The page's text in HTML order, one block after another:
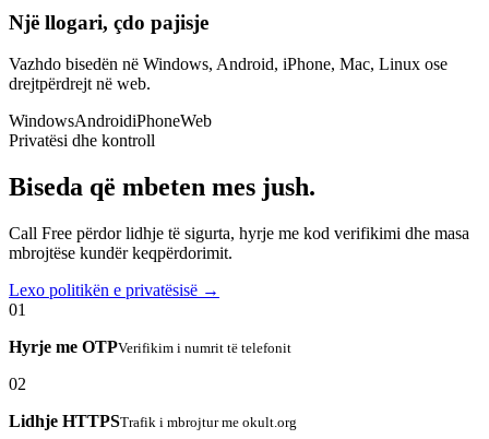
Një llogari, çdo pajisje
Vazhdo bisedën në Windows, Android, iPhone, Mac, Linux ose
drejtpërdrejt në web.
WindowsAndroidiPhoneWeb
Privatësi dhe kontroll
Biseda që mbeten mes jush.
Call Free përdor lidhje të sigurta, hyrje me kod verifikimi dhe masa
mbrojtëse kundër keqpërdorimit.
Lexo politikën e privatësisë →
01
Hyrje me OTPVerifikim i numrit të telefonit
02
Lidhje HTTPSTrafik i mbrojtur me okult.org